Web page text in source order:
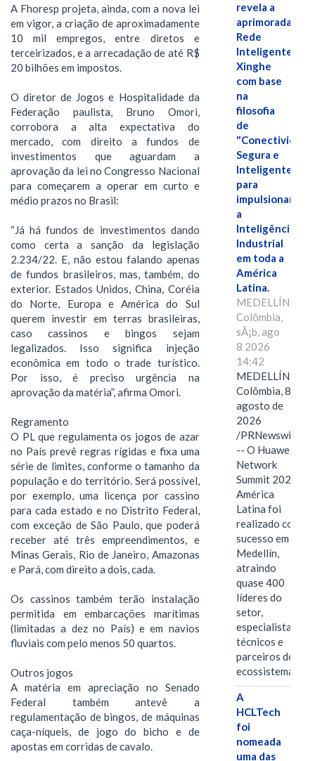
A Fhoresp projeta, ainda, com a nova lei
em vigor, a criação de aproximadamente
10 mil empregos, entre diretos e
terceirizados, e a arrecadação de até R$
20 bilhões em impostos.
O diretor de Jogos e Hospitalidade da
Federação paulista, Bruno Omori,
corrobora a alta expectativa do
mercado, com direito a fundos de
investimentos que aguardam a
aprovação da lei no Congresso Nacional
para começarem a operar em curto e
médio prazos no Brasil:
“Já há fundos de investimentos dando
como certa a sanção da legislação
2.234/22. E, não estou falando apenas
de fundos brasileiros, mas, também, do
exterior. Estados Unidos, China, Coréia
do Norte, Europa e América do Sul
querem investir em terras brasileiras,
caso cassinos e bingos sejam
legalizados. Isso significa injeção
econômica em todo o trade turístico.
Por isso, é preciso urgência na
aprovação da matéria”, afirma Omori.
Regramento
O PL que regulamenta os jogos de azar
no País prevê regras rígidas e fixa uma
série de limites, conforme o tamanho da
população e do território. Será possível,
por exemplo, uma licença por cassino
para cada estado e no Distrito Federal,
com exceção de São Paulo, que poderá
receber até três empreendimentos, e
Minas Gerais, Rio de Janeiro, Amazonas
e Pará, com direito a dois, cada.
Os cassinos também terão instalação
permitida em embarcações marítimas
(limitadas a dez no País) e em navios
fluviais com pelo menos 50 quartos.
Outros jogos
A matéria em apreciação no Senado
Federal também antevê a
regulamentação de bingos, de máquinas
caça-níqueis, de jogo do bicho e de
apostas em corridas de cavalo.
revela a
aprimorada
Rede
Inteligente
Xinghe
com base
na
filosofia
de
"Conectividade
Segura e
Inteligente"
para
impulsionar
a
Inteligência
Industrial
em toda a
América
Latina.
MEDELLÍN,
Colômbia,
sÃ¡b, ago
8 2026
14:42
MEDELLÍN,
Colômbia, 8 de
agosto de
2026
/PRNewswire/
-- O Huawei
Network
Summit 2026
América
Latina foi
realizado com
sucesso em
Medellín,
atraindo
quase 400
líderes do
setor,
especialistas
técnicos e
parceiros do
ecossistema.…
A
HCLTech
foi
nomeada
uma das